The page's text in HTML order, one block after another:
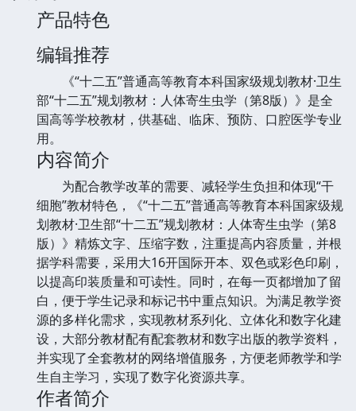
产品特色
编辑推荐
《“十二五”普通高等教育本科国家级规划教材·卫生
部“十二五”规划教材：人体寄生虫学（第8版）》是全
国高等学校教材，供基础、临床、预防、口腔医学专业
用。
内容简介
为配合教学改革的需要、减轻学生负担和体现“干
细胞”教材特色，《“十二五”普通高等教育本科国家级规
划教材·卫生部“十二五”规划教材：人体寄生虫学（第8
版）》精炼文字、压缩字数，注重提高内容质量，并根
据学科需要，采用大16开国际开本、双色或彩色印刷，
以提高印装质量和可读性。同时，在每一页都增加了留
白，便于学生记录和标记书中重点知识。为满足教学资
源的多样化需求，实现教材系列化、立体化和数字化建
设，大部分教材配有配套教材和数字出版的教学资料，
并实现了全套教材的网络增值服务，方便老师教学和学
生自主学习，实现了数字化资源共享。
作者简介